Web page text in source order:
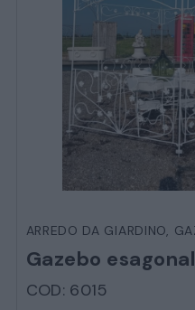
ARREDO DA GIARDINO,
Gazebo
COD: 6015